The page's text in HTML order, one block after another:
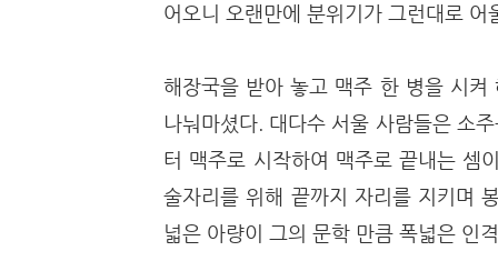
어오니 오랜만에 분위기가 그런대로
해장국을 받아 놓고 맥주 한 병을 시
나눠마셨다. 대다수 서울 사람들은 소
터 맥주로 시작하여 맥주로 끝내는 셈
술자리를 위해 끝까지 자리를 지키며
넓은 아량이 그의 문학 만큼 폭넓은 인